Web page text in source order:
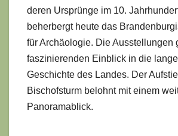
deren Ursprünge im 10.
beherbergt heute das
für Archäologie. Die Ausstellungen
faszinierenden Einblick in die
Geschichte des Landes. Der
Bischofsturm belohnt mit einem
Panoramablick.